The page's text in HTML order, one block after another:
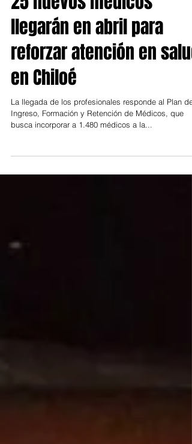
25 nuevos médicos
llegarán en abril para
reforzar atención en salud
en Chiloé
La llegada de los profesionales responde al Plan de